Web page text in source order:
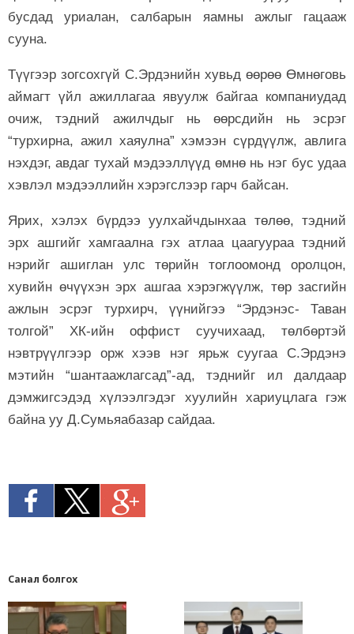
бусдад уриалан, салбарын яамны ажлыг гацааж
сууна.
Түүгээр зогсохгүй С.Эрдэнийн хувьд өөрөө Өмнөговь
аймагт үйл ажиллагаа явуулж байгаа компаниудад
очиж, тэдний ажилчдыг нь өөрсдийн нь эсрэг
“турхирна, ажил хаяулна” хэмээн сүрдүүлж, авлига
нэхдэг, авдаг тухай мэдээллүүд өмнө нь нэг бус удаа
хэвлэл мэдээллийн хэрэгслээр гарч байсан.
Ярих, хэлэх бүрдээ уулхайчдынхаа төлөө, тэдний
эрх ашгийг хамгаална гэх атлаа цаагуураа тэдний
нэрийг ашиглан улс төрийн тоглоомонд оролцон,
хувийн өчүүхэн эрх ашгаа хэрэгжүүлж, төр засгийн
ажлын эсрэг турхирч, үүнийгээ “Эрдэнэс- Таван
толгой” ХК-ийн оффист суучихаад, төлбөртэй
нэвтрүүлгээр орж хээв нэг ярьж суугаа С.Эрдэнэ
мэтийн “шантаажлагсад”-ад, тэднийг ил далдаар
дэмжигсэдэд хүлээлгэдэг хуулийн хариуцлага гэж
байна уу Д.Сумьяабазар сайдаа.
Санал болгох